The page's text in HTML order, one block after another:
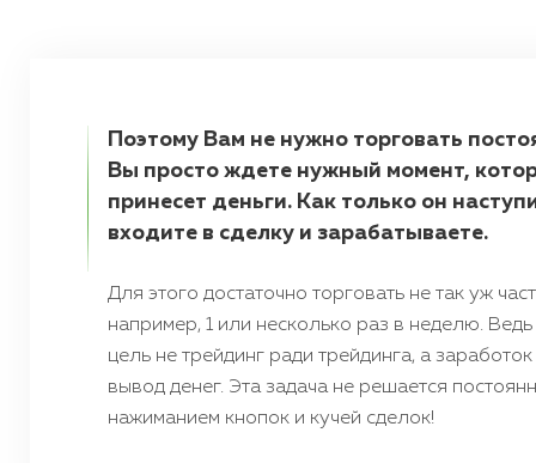
Поэтому Вам не нужно торговать
Вы просто ждете нужный момент,
принесет деньги. Как только он
входите в сделку и зарабатываете.
Для этого достаточно торговать не так уж
например, 1 или несколько раз в неделю.
цель не трейдинг ради трейдинга, а заработок
вывод денег. Эта задача не решается
нажиманием кнопок и кучей сделок!